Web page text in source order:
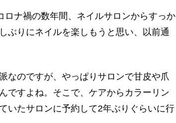
ナ禍の数年間、ネイルサロンからすっか
ぶりにネイルを楽しもうと思い、以前通
なのですが、やっぱりサロンで甘皮や爪
ですよね。そこで、ケアからカラーリン
いたサロンに予約して2年ぶりぐらいに行